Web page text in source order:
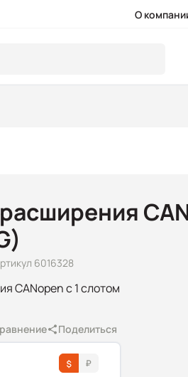
О
6016328
CANopen с 1 слотом
Поделиться